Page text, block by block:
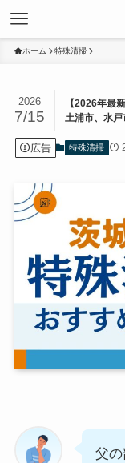
ホーム 特殊清掃
【2026年最
土浦市、水戸
2026
7/15
広告 特殊清掃
父